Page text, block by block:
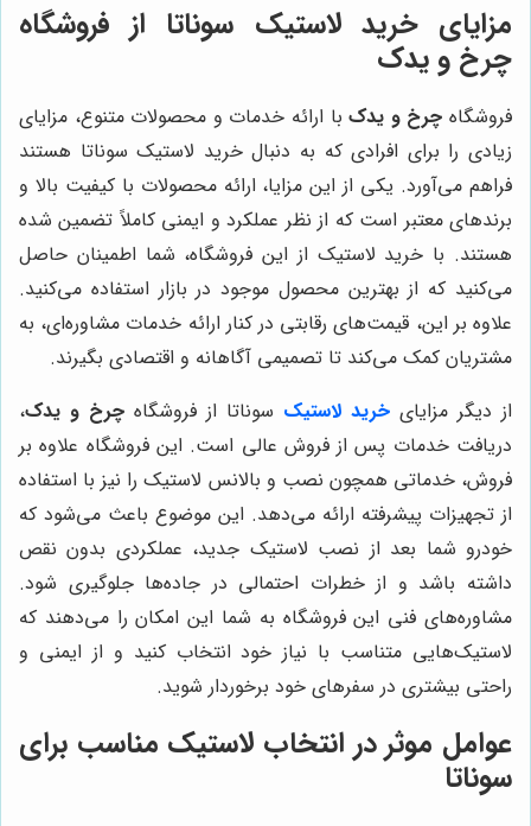
مزایای خرید لاستیک سوناتا از فروشگاه
چرخ و یدک
فروشگاه چرخ و یدکبا ارائه خدمات و محصولات متنوع، مزایای
زیادی را برای افرادی که به دنبال خرید لاستیک سوناتا هستند
فراهم می‌آورد. یکی از این مزایا، ارائه محصولات با کیفیت بالا و
برندهای معتبر است که از نظر عملکرد و ایمنی کاملاً تضمین شده
هستند. با خرید لاستیک از این فروشگاه، شما اطمینان حاصل
می‌کنید که از بهترین محصول موجود در بازار استفاده می‌کنید.
علاوه بر این، قیمت‌های رقابتی در کنار ارائه خدمات مشاوره‌ای، به
مشتریان کمک می‌کند تا تصمیمی آگاهانه و اقتصادی بگیرند.
از دیگر مزایای خرید لاستیک سوناتا از فروشگاه چرخ و یدک،
دریافت خدمات پس از فروش عالی است. این فروشگاه علاوه بر
فروش، خدماتی همچون نصب و بالانس لاستیک را نیز با استفاده
از تجهیزات پیشرفته ارائه می‌دهد. این موضوع باعث می‌شود که
خودرو شما بعد از نصب لاستیک جدید، عملکردی بدون نقص
داشته باشد و از خطرات احتمالی در جاده‌ها جلوگیری شود.
مشاوره‌های فنی این فروشگاه به شما این امکان را می‌دهند که
لاستیک‌هایی متناسب با نیاز خود انتخاب کنید و از ایمنی و
راحتی بیشتری در سفرهای خود برخوردار شوید.
عوامل موثر در انتخاب لاستیک مناسب برای
سوناتا